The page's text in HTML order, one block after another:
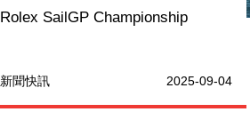
Rolex SailGP Championship
新聞快訊 2025-09-04